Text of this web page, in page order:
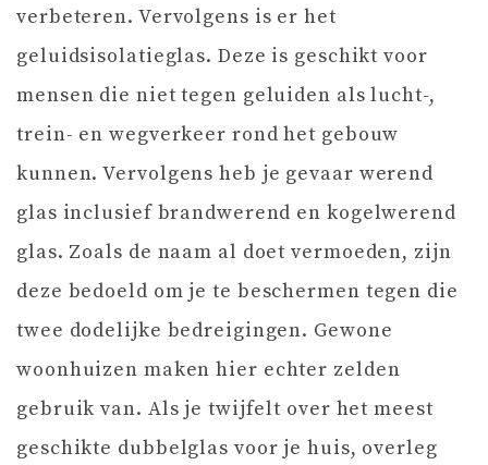
verbeteren. Vervolgens is er het
geluidsisolatieglas. Deze is geschikt voor
mensen die niet tegen geluiden als lucht-,
trein- en wegverkeer rond het gebouw
kunnen. Vervolgens heb je gevaar werend
glas inclusief brandwerend en kogelwerend
glas. Zoals de naam al doet vermoeden, zijn
deze bedoeld om je te beschermen tegen die
twee dodelijke bedreigingen. Gewone
woonhuizen maken hier echter zelden
gebruik van. Als je twijfelt over het meest
geschikte dubbelglas voor je huis, overleg